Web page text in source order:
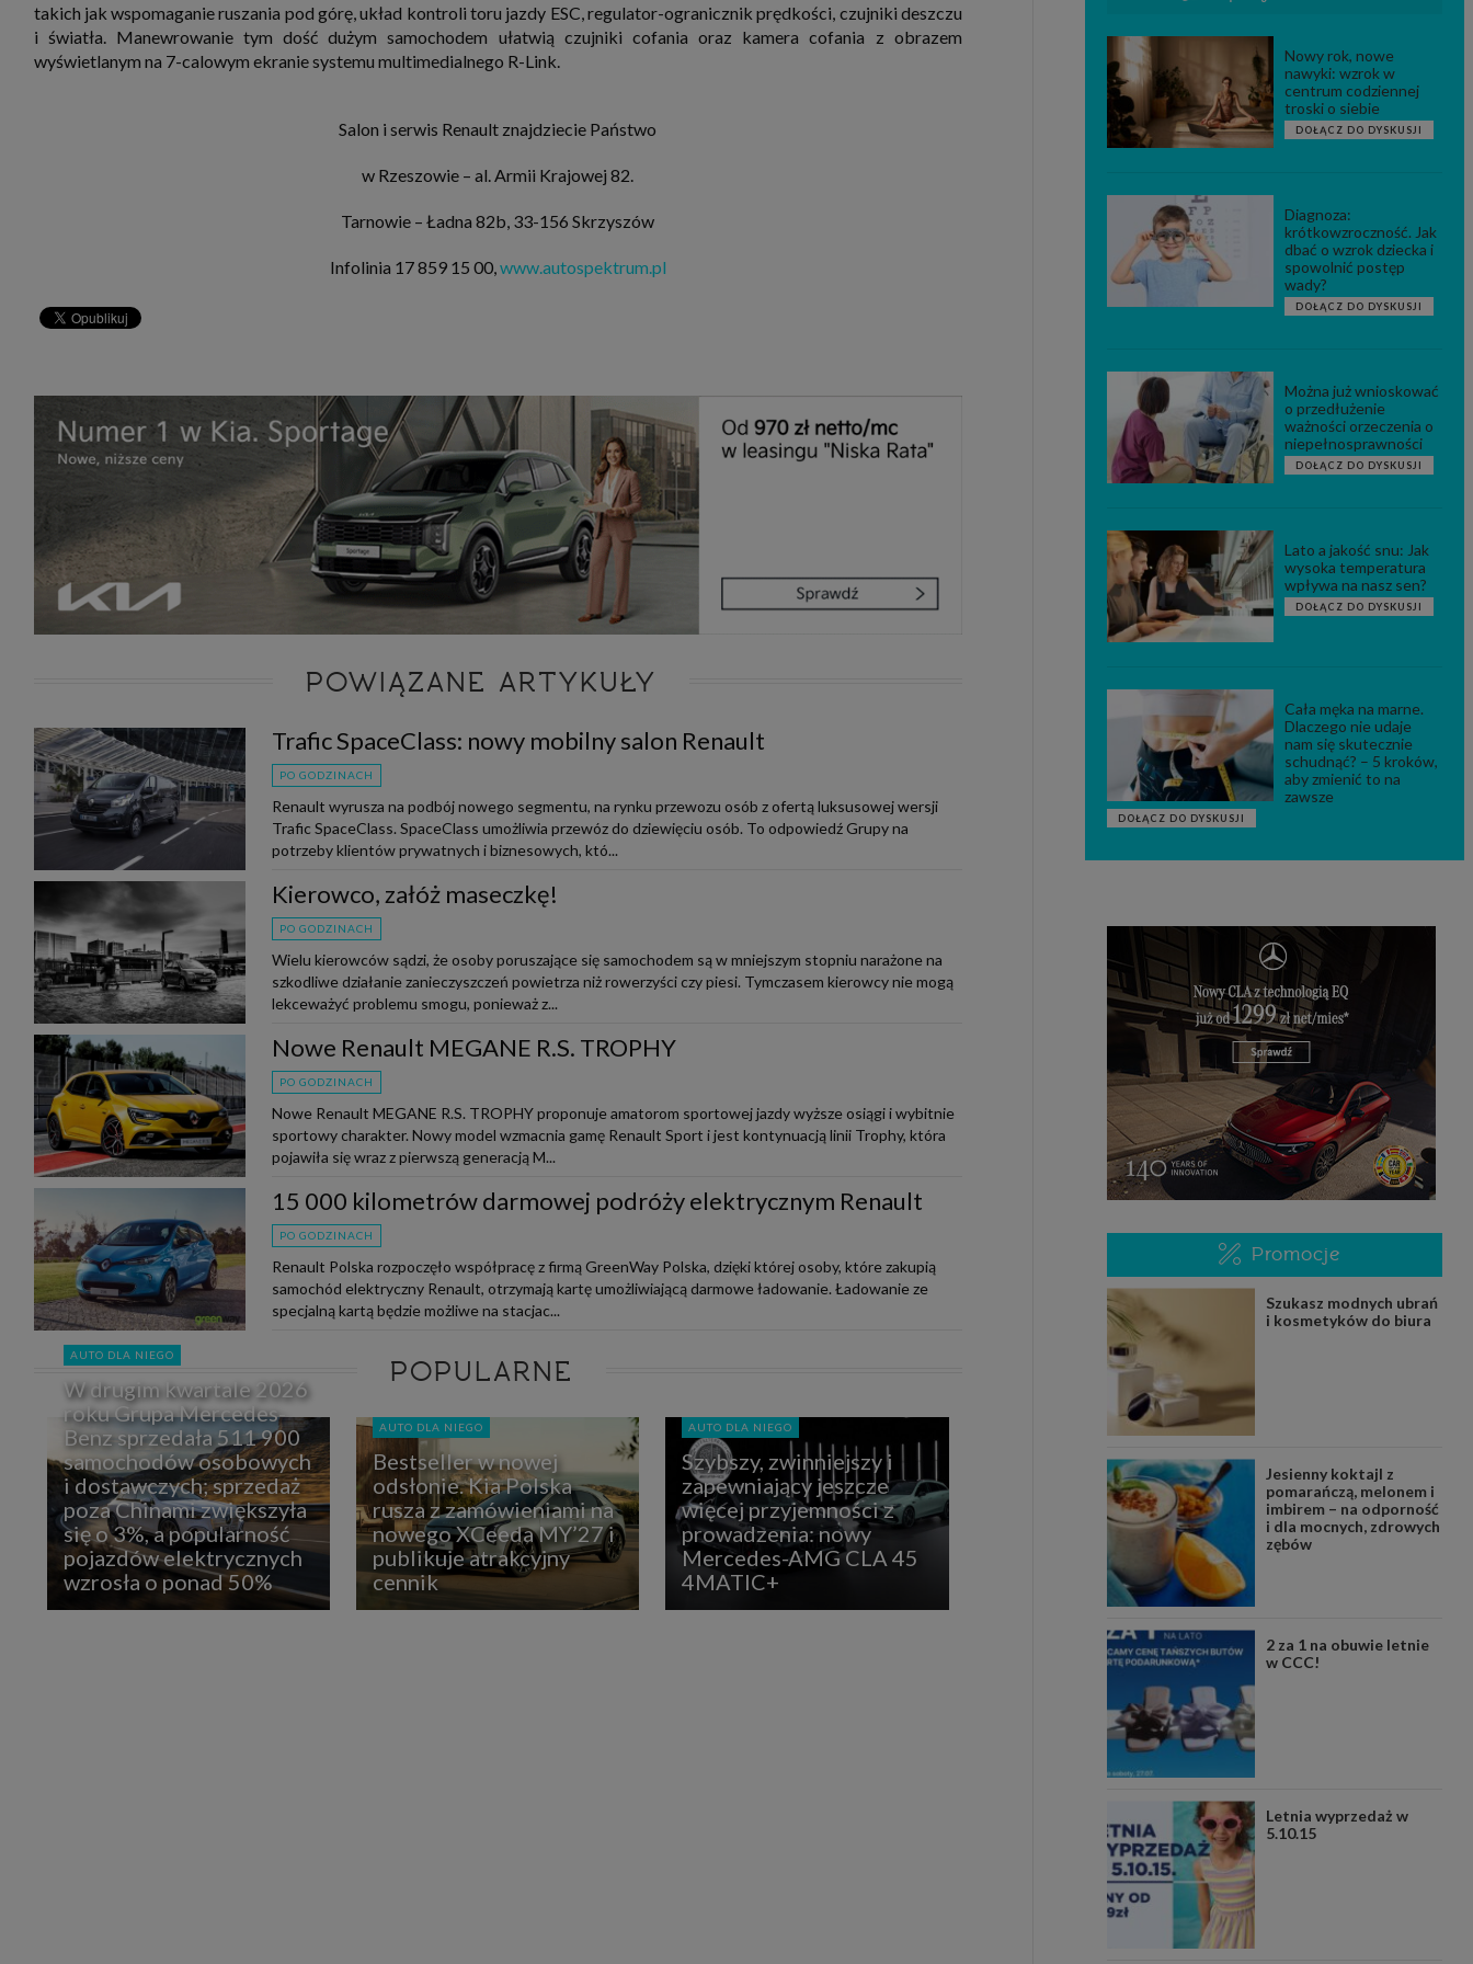
takich jak wspomaganie ruszania pod górę, układ kontroli toru jazdy ESC, regulator-ogranicznik prędkości, czujniki deszczu
i światła. Manewrowanie tym dość dużym samochodem ułatwią czujniki cofania oraz kamera cofania z obrazem
wyświetlanym na 7-calowym ekranie systemu multimedialnego R-Link.
Salon i serwis Renault znajdziecie Państwo
w Rzeszowie – al. Armii Krajowej 82.
Tarnowie – Ładna 82b, 33-156 Skrzyszów
Infolinia 17 859 15 00,www.autospektrum.pl
POWIĄZANE ARTYKUŁY
Trafic SpaceClass: nowy mobilny salon Renault
PO GODZINACH
Renault wyrusza na podbój nowego segmentu, na rynku przewozu osób z ofertą luksusowej wersji
Trafic SpaceClass. SpaceClass umożliwia przewóz do dziewięciu osób. To odpowiedź Grupy na
potrzeby klientów prywatnych i biznesowych, któ...
Kierowco, załóż maseczkę!
PO GODZINACH
Wielu kierowców sądzi, że osoby poruszające się samochodem są w mniejszym stopniu narażone na
szkodliwe działanie zanieczyszczeń powietrza niż rowerzyści czy piesi. Tymczasem kierowcy nie mogą
lekceważyć problemu smogu, ponieważ z...
Nowe Renault MEGANE R.S. TROPHY
PO GODZINACH
Nowe Renault MEGANE R.S. TROPHY proponuje amatorom sportowej jazdy wyższe osiągi i wybitnie
sportowy charakter. Nowy model wzmacnia gamę Renault Sport i jest kontynuacją linii Trophy, która
pojawiła się wraz z pierwszą generacją M...
15 000 kilometrów darmowej podróży elektrycznym Renault
PO GODZINACH
Renault Polska rozpoczęło współpracę z firmą GreenWay Polska, dzięki której osoby, które zakupią
samochód elektryczny Renault, otrzymają kartę umożliwiającą darmowe ładowanie. Ładowanie ze
specjalną kartą będzie możliwe na stacjac...
POPULARNE
AUTO DLA NIEGO
W drugim kwartale 2026
roku Grupa Mercedes-
Benz sprzedała 511 900
samochodów osobowych
i dostawczych; sprzedaż
poza Chinami zwiększyła
się o 3%, a popularność
pojazdów elektrycznych
wzrosła o ponad 50%
AUTO DLA NIEGO
Bestseller w nowej
odsłonie. Kia Polska
rusza z zamówieniami na
nowego XCeeda MY’27 i
publikuje atrakcyjny
cennik
AUTO DLA NIEGO
Szybszy, zwinniejszy i
zapewniający jeszcze
więcej przyjemności z
prowadzenia: nowy
Mercedes-AMG CLA 45
4MATIC+
Nowy rok, nowe
nawyki: wzrok w
centrum codziennej
troski o siebie
DOŁĄCZ DO DYSKUSJI
Diagnoza:
krótkowzroczność. Jak
dbać o wzrok dziecka i
spowolnić postęp
wady?
DOŁĄCZ DO DYSKUSJI
Można już wnioskować
o przedłużenie
ważności orzeczenia o
niepełnosprawności
DOŁĄCZ DO DYSKUSJI
Lato a jakość snu: Jak
wysoka temperatura
wpływa na nasz sen?
DOŁĄCZ DO DYSKUSJI
Cała męka na marne.
Dlaczego nie udaje
nam się skutecznie
schudnąć? – 5 kroków,
aby zmienić to na
zawsze
DOŁĄCZ DO DYSKUSJI
Promocje
Szukasz modnych ubrań
i kosmetyków do biura
Jesienny koktajl z
pomarańczą, melonem i
imbirem – na odporność
i dla mocnych, zdrowych
zębów
2 za 1 na obuwie letnie
w CCC!
Letnia wyprzedaż w
5.10.15